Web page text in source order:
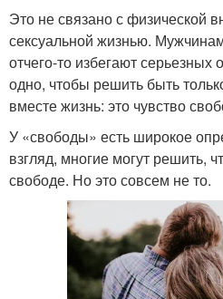
Это не связано с физической
сексуальной жизнью.
отчего-то избегают
одно, чтобы решить быть
вместе жизнь: это чувство
У «свободы» есть широкое
взгляд, многие могут решить,
свободе. Но это совсем не то.